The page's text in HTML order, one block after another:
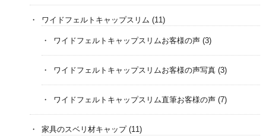
ワイドフェルトキャップスリム (11)
ワイドフェルトキャップスリムお客様の声 (3)
ワイドフェルトキャップスリムお客様の声写真 (3)
ワイドフェルトキャップスリム直筆お客様の声 (7)
家具のスベリ材キャップ(11)